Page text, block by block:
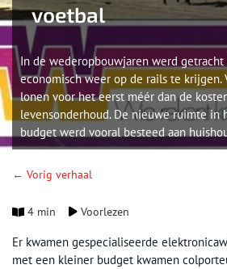
voetbal
In de wederopbouwjaren werd getracht
economisch weer op de rails te krijgen.
lonen voor het eerst méér dan de
levensonderhoud. De nieuwe ruimte in
budget werd vooral besteed aan
← Vorig verhaal
4 min Voorlezen
Er kwamen gespecialiseerde
met een kleiner budget kwamen